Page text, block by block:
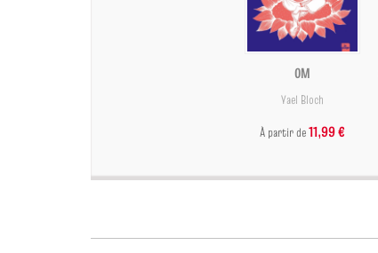
OM
Yael Bloch
À partir de11,99 €